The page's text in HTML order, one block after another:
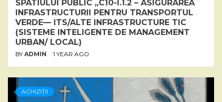
SPATIULUI PUBLIC „C10-I.1.2 – ASIGURAREA
INFRASTRUCTURII PENTRU TRANSPORTUL
VERDE— ITS/ALTE INFRASTRUCTURE TIC
(SISTEME INTELIGENTE DE MANAGEMENT
URBAN/ LOCAL)
BY ADMIN 1 YEAR AGO
ACHIZIȚII